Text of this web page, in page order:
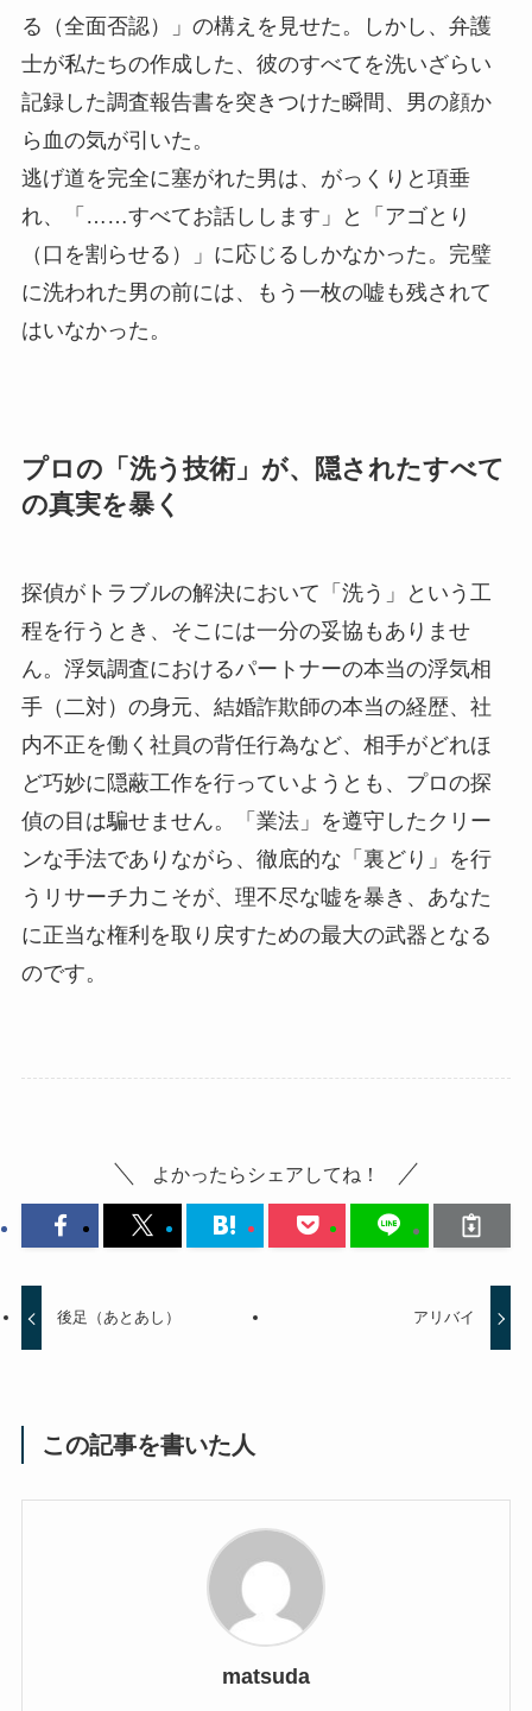
る（全面否認）」の構えを見せた。しかし、弁護
士が私たちの作成した、彼のすべてを洗いざらい
記録した調査報告書を突きつけた瞬間、男の顔か
ら血の気が引いた。
逃げ道を完全に塞がれた男は、がっくりと項垂
れ、「……すべてお話しします」と「アゴとり
（口を割らせる）」に応じるしかなかった。完璧
に洗われた男の前には、もう一枚の嘘も残されて
はいなかった。
プロの「洗う技術」が、隠されたすべて
の真実を暴く
探偵がトラブルの解決において「洗う」という工
程を行うとき、そこには一分の妥協もありませ
ん。浮気調査におけるパートナーの本当の浮気相
手（二対）の身元、結婚詐欺師の本当の経歴、社
内不正を働く社員の背任行為など、相手がどれほ
ど巧妙に隠蔽工作を行っていようとも、プロの探
偵の目は騙せません。「業法」を遵守したクリー
ンな手法でありながら、徹底的な「裏どり」を行
うリサーチ力こそが、理不尽な嘘を暴き、あなた
に正当な権利を取り戻すための最大の武器となる
のです。
よかったらシェアしてね！
後足（あとあし） アリバイ
この記事を書いた人
matsuda